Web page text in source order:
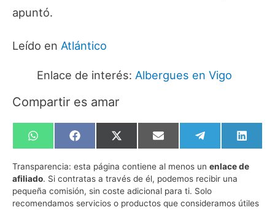
apuntó.
Leído en Atlántico
Enlace de interés: Albergues en Vigo
Compartir es amar
Compartir
en
WhatsApp
Compartir
en
Facebook
Compartir
en
X
(Twitter)
Compartir
en
Email
Compartir
en
Telegram
en
Transparencia: esta página contiene al menos un enlace de
afiliado. Si contratas a través de él, podemos recibir una
pequeña comisión, sin coste adicional para ti. Solo
recomendamos servicios o productos que consideramos útiles